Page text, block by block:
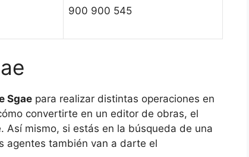
900 900 545
Sgae para realizar distintas operaciones en
convertirte en un editor de obras, el
Así mismo, si estás en la búsqueda de una
agentes también van a darte el